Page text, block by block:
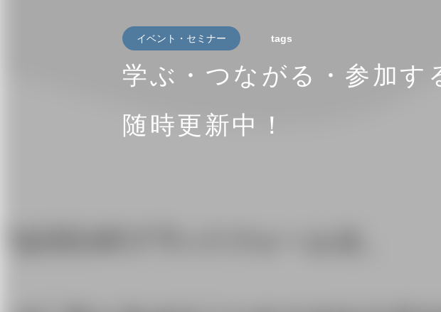
イベント・セミナー tags
学ぶ・つながる・参加す
随時更新中！